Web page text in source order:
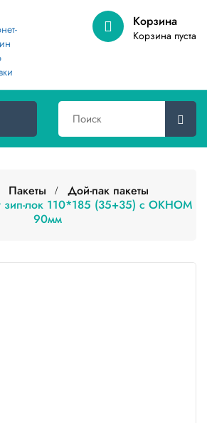
Корзина
Корзина пуста
Пакеты
Дой-пак пакеты
зип-лок 110*185 (35+35) с ОКНОМ
90мм